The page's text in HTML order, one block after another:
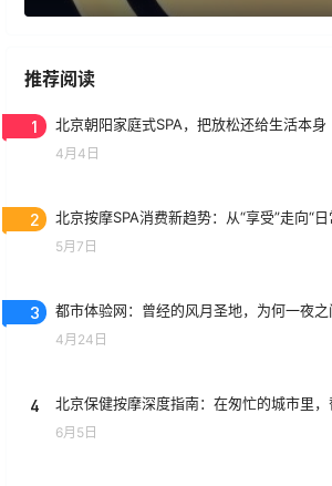
推荐阅读
1 北京朝阳家庭式SPA，把放松还给生活本身
4月4日
2 北京按摩SPA消费新趋势：从“享受”走向“
5月7日
3 都市体验网：曾经的风月圣地，为何一夜之
4月24日
4 北京保健按摩深度指南：在匆忙的城市里
6月5日